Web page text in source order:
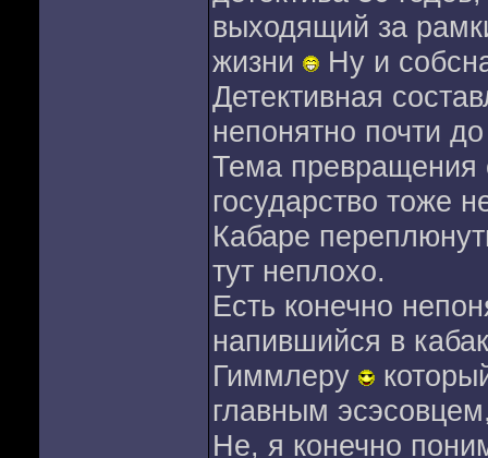
выходящий за
жизни
Ну и
Детективная
непонятно почти
Тема превращения
государство тоже
Кабаре
тут неплохо.
Есть конечно
напившийся в
Гиммлеру
главным
Не, я конечно